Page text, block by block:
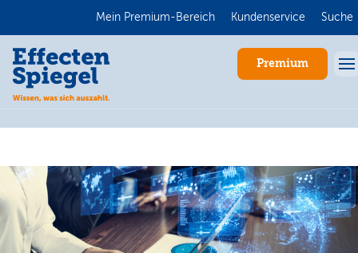
Mein Premium-Bereich Kundenservice Suche
Premium